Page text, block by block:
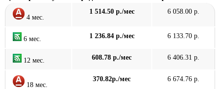
4 мес.
1 514.50 р./мес 6 058.00 р.
6 мес. 1 236.84 р./мес 6 133.70 р.
12 мес. 608.78 р./мес 6 406.31 р.
18 мес.
370.82р./мес 6 674.76 р.